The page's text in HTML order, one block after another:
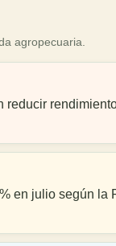
agropecuaria.
en julio según